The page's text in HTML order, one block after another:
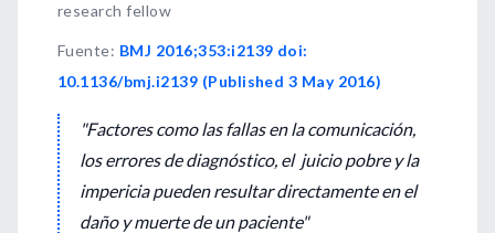
research fellow
Fuente: BMJ 2016;353:i2139 doi:
10.1136/bmj.i2139 (Published 3 May 2016)
"Factores como las fallas en la comunicación,
los errores de diagnóstico, el juicio pobre y la
impericia pueden resultar directamente en el
daño y muerte de un paciente"